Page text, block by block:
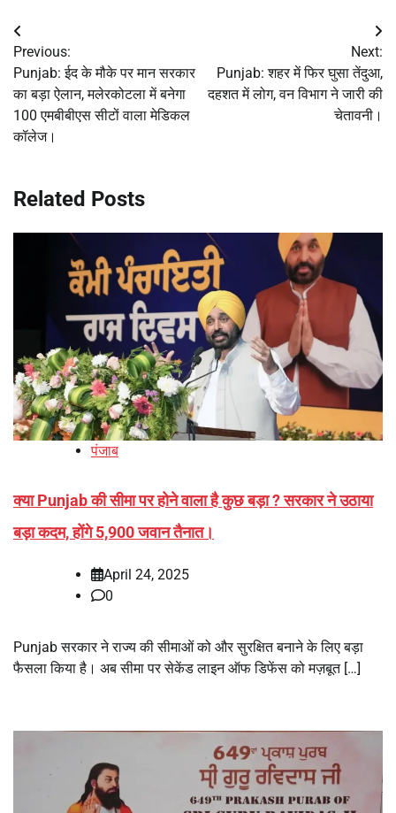
Post
navigation
Previous:
Punjab: ईद के मौके पर मान सरकार
का बड़ा ऐलान, मलेरकोटला में बनेगा
100 एमबीबीएस सीटों वाला मेडिकल
कॉलेज।
Next:
Punjab: शहर में फिर घुसा तेंदुआ,
दहशत में लोग, वन विभाग ने जारी की
चेतावनी।
Related Posts
पंजाब
क्या Punjab की सीमा पर होने वाला है कुछ बड़ा ? सरकार ने उठाया
बड़ा कदम, होंगे 5,900 जवान तैनात।
April 24, 2025
0
Punjab सरकार ने राज्य की सीमाओं को और सुरक्षित बनाने के लिए बड़ा
फैसला किया है। अब सीमा पर सेकेंड लाइन ऑफ डिफेंस को मज़बूत […]